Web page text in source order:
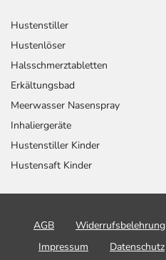
Hustenstiller
Hustenlöser
Halsschmerztabletten
Erkältungsbad
Meerwasser Nasenspray
Inhaliergeräte
Hustenstiller Kinder
Hustensaft Kinder
AGB Widerrufsbelehrung
Impressum
Datenschutz